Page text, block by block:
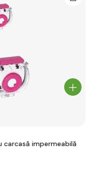
impermeabilă